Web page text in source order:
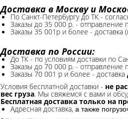
Доставка в Москву и
По Санкт-Петербургу до ТК -
Заказы до 35 000 р. - отправление
Заказы 35 001р и более -
Доставка по России:
До ТК - по условиям доставки по
Заказы до 70 000 р. - отправление
Заказы 70 001 р и более - доставка
Условия бесплатной доставки - не
вес груза. Мы свяжемся с вами и
Бесплатная доставка только на
Адресная доставка, а также